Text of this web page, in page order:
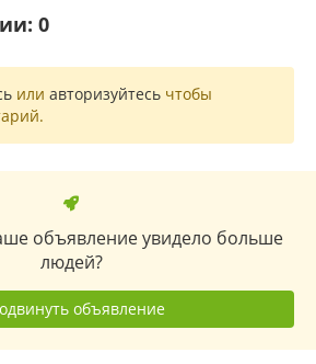
0
или авторизуйтесь чтобы
объявление увидело больше
людей?
объявление